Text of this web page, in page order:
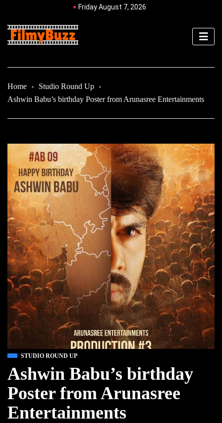
Friday August 7, 2026
Home
Studio Round Up
Ashwin Babu’s birthday Poster from Arunasree Entertainments
STUDIO ROUND UP
Ashwin Babu’s birthday
Poster from Arunasree
Entertainments